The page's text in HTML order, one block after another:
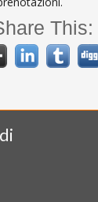
This: